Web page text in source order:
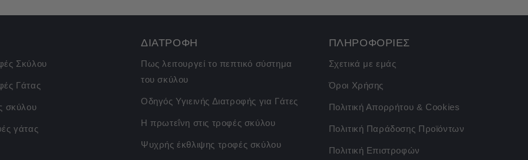
Σκύλου
Γάτας
σκύλου
γάτας
ΔΙΑΤΡΟΦΗ
Πως λειτουργεί το πεπτικό σύστημα
του σκύλου
Οδηγός Υγιεινής Διατροφής για Γάτες
Η πρωτεΐνη στις τροφές σκύλου
Ψυχρής έκθλιψης τροφές σκύλου
ΠΛΗΡΟΦΟΡΙΕΣ
Σχετικά με εμάς
Όροι Χρήσης
Πολιτική Απορρήτου & Cookies
Πολιτική Παράδοσης Προϊόντων
Πολιτική Επιστροφών